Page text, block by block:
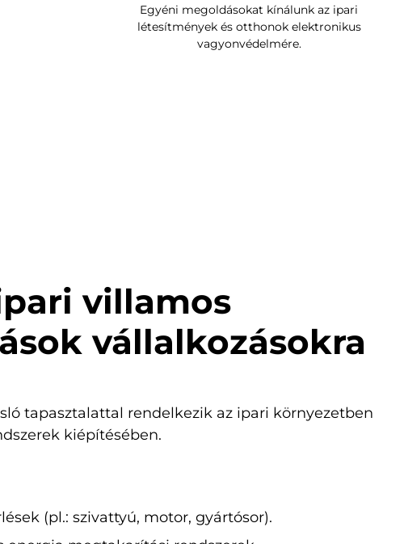
Egyéni megoldásokat kínálunk az ipari
létesítmények és otthonok elektronikus
vagyonvédelmére.
villamos
vállalkozásokra
tapasztalattal rendelkezik az ipari környezetben
kiépítésében.
(pl.: szivattyú, motor, gyártósor).